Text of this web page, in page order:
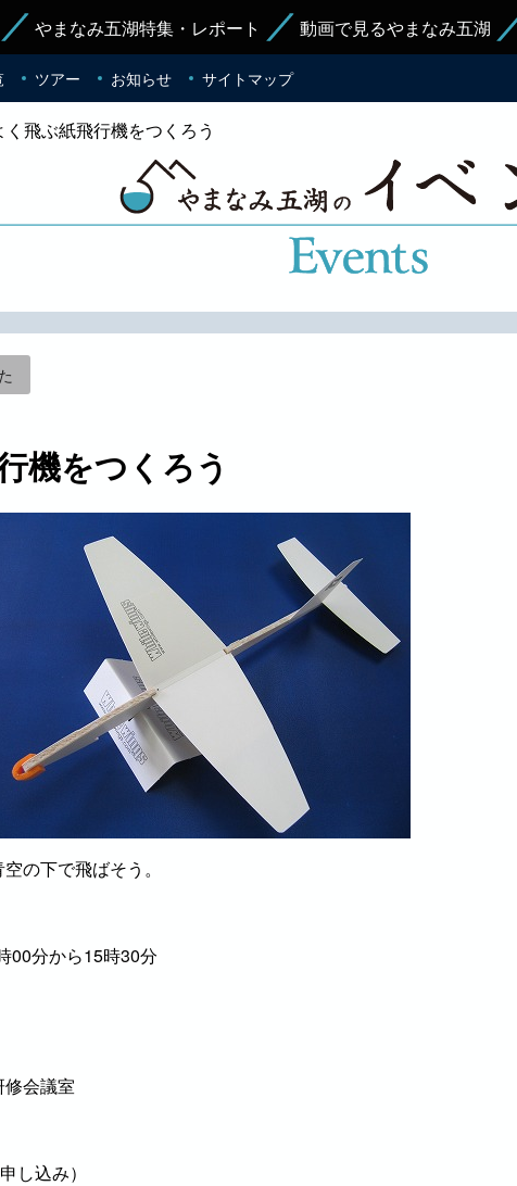
やまなみ五湖特集・レポート 動画で見るやまなみ五湖
ツアー お知らせ サイトマップ
く飛ぶ紙飛行機をつくろう
機をつくろう
の下で飛ばそう。
00分から15時30分
会議室
し込み）